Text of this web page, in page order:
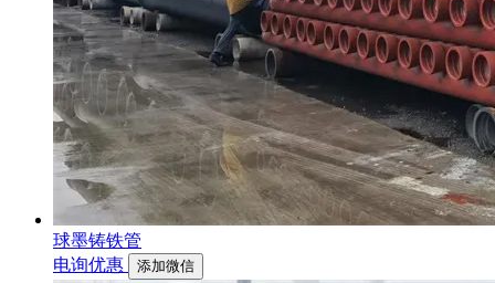
球墨铸铁管
电询优惠
添加微信